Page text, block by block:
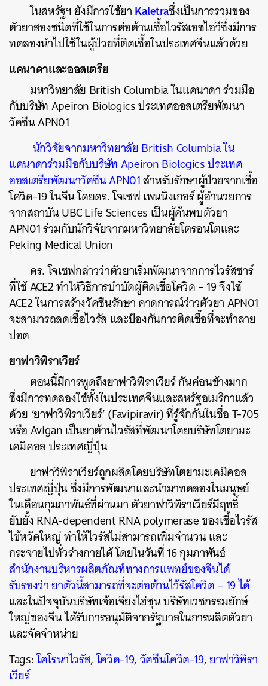
ในสหรัฐฯ ยังมีการใช้ยาKaletraซึ่งเป็นการรวมของ
ตัวยาสองชนิดที่ใช้ในการต่อต้านเชื้อไวรัสเอชไอวีซึ่งมีการ
ทดลองนำไปใช้ในผู้ป่วยที่ติดเชื้อในประเทศจีนแล้วด้วย
แคนาดาและออสเตรีย
มหาวิทยาลัย British Columbiaในแคนาดาร่วมมือ
กับบริษัทApeiron Biologicsประเทศออสเตรียพัฒนา
วัคซีนAPN01
นักวิจัยจากมหาวิทยาลัยBritish Columbiaใน
แคนาดาร่วมมือกับบริษัทApeiron Biologicsประเทศ
ออสเตรียพัฒนาวัคซีนAPN01สำหรับรักษาผู้ป่วยจากเชื้อ
โควิด-19ในจีนโดยดร. โจเซฟ เพนนิงเกอร์ผู้อำนวยการ
จากสถาบันUBC Life Sciences เป็นผู้ค้นพบตัวยา
APN01ร่วมกับนักวิจัยจากมหาวิทยาลัยโตรอนโตและ
Peking Medical Union
ดร. โจเซฟกล่าวว่าตัวยาเริ่มพัฒนาจากการไวรัสซาร์
ที่ใช้ACE2ทำให้วิธีการบำบัดผู้ติดเชื้อโควิด– 19จึงใช้
ACE2ในการสร้างวัคซีนรักษาคาดการณ์ว่าวตัวยาAPN01
จะสามารถลดเชื้อไวรัส และป้องกันการติดเชื้อที่จะทำลาย
ปอด
ยาฟาวิพิราเวียร์
ตอนนี้มีการพูดถึงยาฟาวิพิราเวียร์ กันค่อนข้างมาก
ซึ่งมีการทดลองใช้ทั้งในประเทศจีนและสหรัฐอเมริกาแล้ว
ด้วย ‘ยาฟาวิพิราเวียร์’ (Favipiravir)ที่รู้จักกันในชื่อT-705
หรือAviganเป็นยาต้านไวรัสที่พัฒนาโดยบริษัทโตยามะ
เคมิคอลประเทศญี่ปุ่น
ยาฟาวิพิราเวียร์ถูกผลิดโดยบริษัทโตยามะเคมิคอล
ประเทศญี่ปุ่นซึ่งมีการพัฒนาและนำมาทดลองในมนุษย์
ในเดือนกุมภาพันธ์ที่ผ่านมาตัวยาฟาวิพิราเวียร์มีฤทธิ์
ยับยั้งRNA-dependent RNA polymeraseของเชื้อไวรัส
ไข้หวัดใหญ่ทำให้ไวรัสไม่สามารถเพิ่มจำนวนและ
กระจายไปทั่วร่างกายได้โดยในวันที่16กุมภาพันธ์
สำนักงานบริหารผลิตภัณฑ์ทางการแพทย์ของจีนได้
รับรองว่ายาตัวนี้สามารถที่จะต่อต้านไว้รัสโควิด– 19ได้
และในปัจจุบันบริษัทเจ้อเจียงไฮ่ซุนบริษัทเวชกรรมยักษ์
ใหญ่ของจีนได้รับการอนุมัติจากรัฐบาลในการผลิตตัวยา
และจัดจำหน่าย
Tags:โคโรนาไวรัส,โควิด-19,วัคซีนโควิด-19,ยาฟาวิพิรา
เวียร์